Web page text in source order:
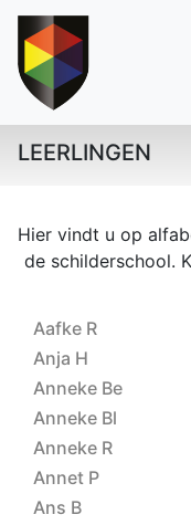
LEERLINGEN
Hier vindt u op
de schilderschool.
Aafke R
Anja H
Anneke Be
Anneke Bl
Anneke R
Annet P
Ans B